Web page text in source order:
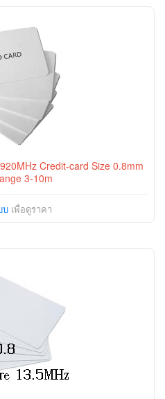
Credit-card Size 0.8mm
3-10m
บเพื่อดูราคา